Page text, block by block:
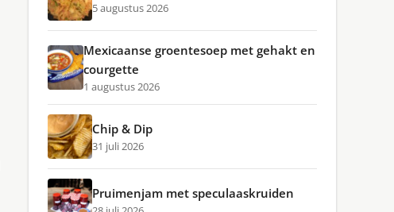
5 augustus 2026
Mexicaanse groentesoep met gehakt en
courgette
1 augustus 2026
Chip & Dip
31 juli 2026
Pruimenjam met speculaaskruiden